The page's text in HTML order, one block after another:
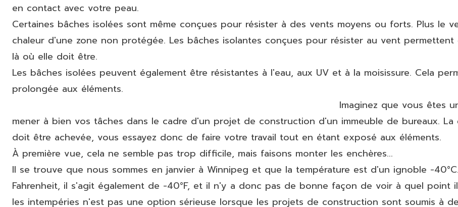
en contact avec votre peau.
Certaines bâches isolées sont même conçues pour résister à des vents moyens ou forts. Plus le
chaleur d'une zone non protégée. Les bâches isolantes conçues pour résister au vent
là où elle doit être.
Les bâches isolées peuvent également être résistantes à l'eau, aux UV et à la moisissure. Cela
prolongée aux éléments.
Imaginez que vous êtes
mener à bien vos tâches dans le cadre d'un projet de construction d'un immeuble de bureaux.
doit être achevée, vous essayez donc de faire votre travail tout en étant exposé aux éléments.
À première vue, cela ne semble pas trop difficile, mais faisons monter les enchères...
Il se trouve que nous sommes en janvier à Winnipeg et que la température est d'un ignoble -
Fahrenheit, il s'agit également de -40°F, et il n'y a donc pas de bonne façon de voir à quel
les intempéries n'est pas une option sérieuse lorsque les projets de construction sont soumis à